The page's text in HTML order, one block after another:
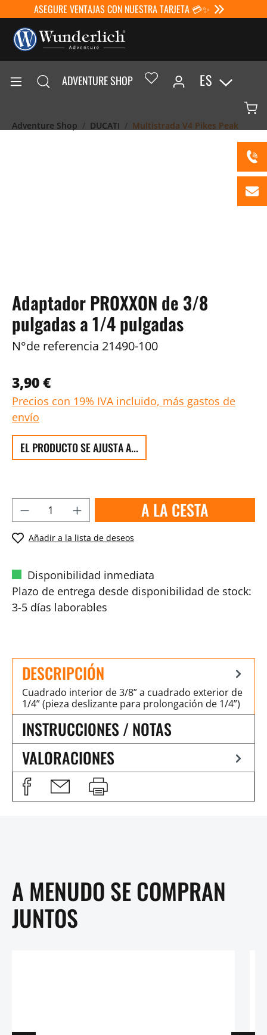
ASEGURE VENTAJAS CON NUESTRA TARJETA 💳✨
ADVENTURE SHOP ES
Adventure Shop DUCATI Multistrada V4 Pikes Peak
Adaptador PROXXON de 3/8
pulgadas a 1/4 pulgadas
N°de referencia 21490-100
3,90 €
Precios con 19% IVA incluido, más gastos de
envío
EL PRODUCTO SE AJUSTA A...
A LA CESTA
Añadir a la lista de deseos
Disponibilidad inmediata
Plazo de entrega desde disponibilidad de stock:
3-5 días laborables
DESCRIPCIÓN
Cuadrado interior de 3/8” a cuadrado exterior de
1/4” (pieza deslizante para prolongación de 1/4”)
INSTRUCCIONES / NOTAS
VALORACIONES
A MENUDO SE COMPRAN
JUNTOS